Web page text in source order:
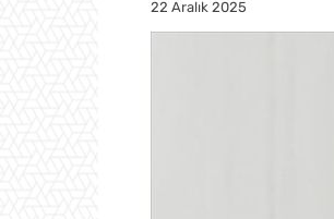
22 Aralık 2025